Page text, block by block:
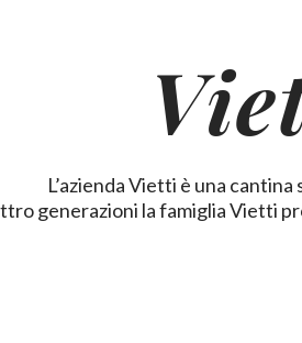
L’azienda Vietti è una
generazioni la famiglia Vietti